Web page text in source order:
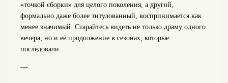
«точкой сборки» для целого поколения, а другой,
формально даже более титулованный, воспринимается как
менее значимый. Старайтесь видеть не только драму одного
вечера, но и её продолжение в сезонах, которые
последовали.
---